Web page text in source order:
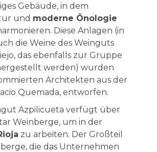
Gebäude, in dem
und moderne Önologie
Diese Anlagen (in
die Weine des Weinguts
das ebenfalls zur Gruppe
werden) wurden
Architekten aus der
Quemada, entworfen.
Azpilicueta verfügt über
Weinberge, um in der
zu arbeiten. Der Großteil
die das Unternehmen